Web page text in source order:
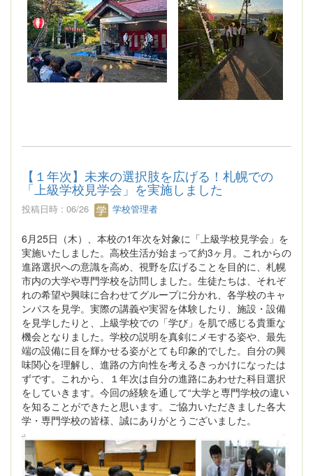
【１年次】未来の選択肢を広げる！札幌での
「上級学校見学会」を実施しました
投稿日時 : 06/26 学校管理者
6月25日（木）、本校の1年次を対象に「上級学校見学会」を
実施いたしました。高校生活が始まって約3ヶ月。これからの
進路選択への意識を高め、視野を広げることを目的に、札幌
市内の大学や専門学校を訪問しました。生徒たちは、それぞ
れの希望や興味に合わせてグループに分かれ、各学校のキャ
ンパスを見学。実際の講義や実習を体験したり、施設・設備
を見学したりと、上級学校での「学び」を肌で感じる貴重な
機会となりました。学校の説明を真剣にメモする姿や、最先
端の設備に目を輝かせる姿がとても印象的でした。自分の興
味関心を理解し、進路の方向性を考えるきっかけになったは
ずです。これから、１年次は自分の進路にあわせた科目選択
をしていきます。今回の経験を通して“大学と専門学校の違い
を知ることができたと思います。ご協力いただきました各大
学・専門学校の皆様、誠にありがとうございました。